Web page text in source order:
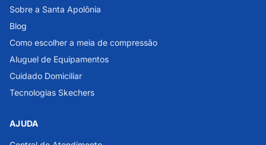
Sobre a Santa Apolônia
Blog
Como escolher a meia de compressão
Aluguel de Equipamentos
Cuidado Domiciliar
Tecnologias Skechers
AJUDA